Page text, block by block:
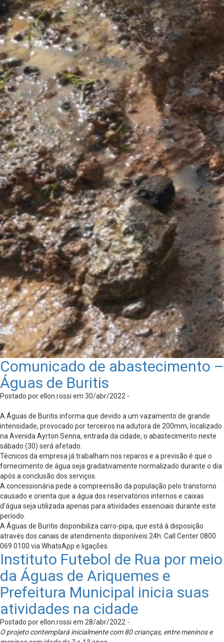
Comunicado de abastecimento –
Águas de Buritis
Postado por ellon.rossi em 30/abr/2022 -
A Águas de Buritis informa que devido a um vazamento de grande
intensidade, provocado por terceiros na adutora de 200mm, localizado
na Avenida Ayrton Senna, entrada da cidade, o abastecimento neste
sábado (30) será afetado.
Técnicos da empresa já trabalham nos reparos e a previsão é que o
fornecimento de água seja gradativamente normalizado durante o dia
após a conclusão dos serviços.
A concessionária pede a compreensão da população pelo transtorno
causado e orienta que a água dos reservatórios internos e caixas
d’água seja utilizada apenas para atividades essenciais durante este
período.
A Águas de Buritis disponibiliza carro-pipa, que está à disposição
através dos canais de atendimento disponíveis 24h. Call Center 0800
069 0100 via WhatsApp e ligações.
Instituto Futebol de Rua por meio
da Águas de Ariquemes e
Prefeitura Municipal inicia suas
atividades na cidade
Postado por ellon.rossi em 28/abr/2022 -
O projeto contemplará inicialmente com 80 crianças, entre meninos e